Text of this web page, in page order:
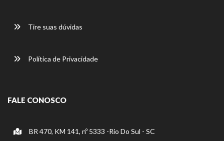
Tire suas dúvidas
Política de Privacidade
FALE CONOSCO
BR 470, KM 141, nº 5333 -Rio Do Sul - SC